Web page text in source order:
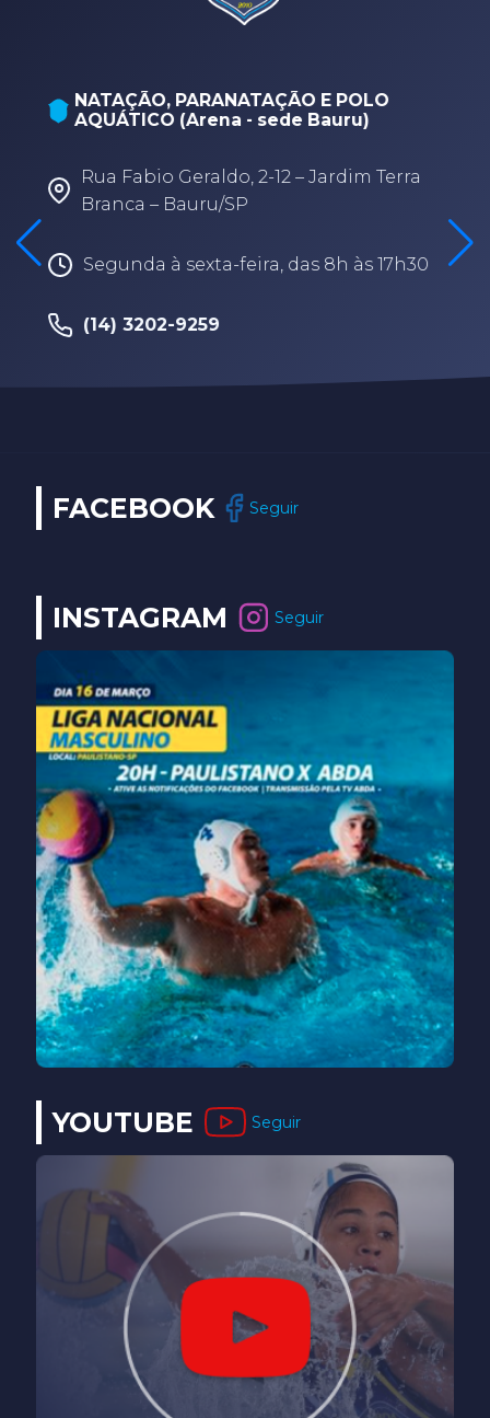
NATAÇÃO, PARANATAÇÃO E POLO
AQUÁTICO (Arena - sede Bauru)
Rua Fabio Geraldo, 2-12 – Jardim Terra
Branca – Bauru/SP
Segunda à sexta-feira, das 8h às 17h30
(14) 3202-9259
FACEBOOK Seguir
INSTAGRAM Seguir
YOUTUBE Seguir